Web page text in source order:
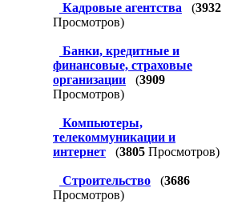
Кадровые агентства (3932
Просмотров)
Банки, кредитные и
финансовые, страховые
организации
(3909
Просмотров)
Компьютеры,
телекоммуникации и
интернет
(3805 Просмотров)
Строительство (3686
Просмотров)